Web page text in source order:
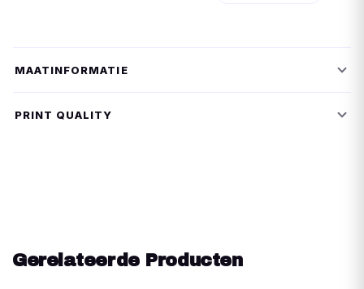
MAATINFORMATIE
PRINT QUALITY
Gerelateerde Producten